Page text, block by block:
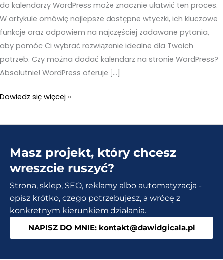
do kalendarzy WordPress może znacznie ułatwić ten proces.
W artykule omówię najlepsze dostępne wtyczki, ich kluczowe
funkcje oraz odpowiem na najczęściej zadawane pytania,
aby pomóc Ci wybrać rozwiązanie idealne dla Twoich
potrzeb. Czy można dodać kalendarz na stronie WordPress?
Absolutnie! WordPress oferuje […]
Wtyczka
kalendarzy
wtyczek
Dowiedz się więcej »
Masz projekt, który chcesz
wreszcie ruszyć?
Strona, sklep, SEO, reklamy albo automatyzacja -
opisz krótko, czego potrzebujesz, a wrócę z
konkretnym kierunkiem działania.
NAPISZ DO MNIE: kontakt@dawidgicala.pl